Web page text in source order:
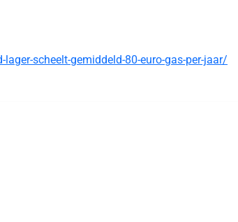
scheelt-gemiddeld-80-euro-gas-per-jaar/